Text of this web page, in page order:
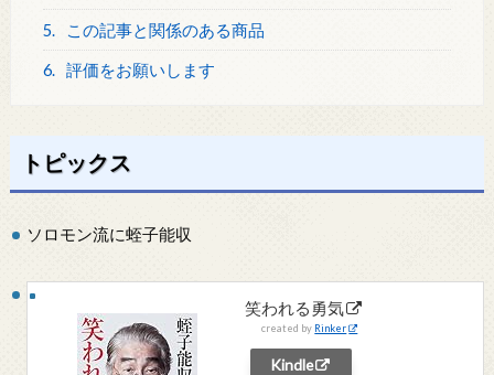
5. この記事と関係のある商品
6. 評価をお願いします
トピックス
ソロモン流に蛭子能収
笑われる勇気
created by Rinker
Kindle